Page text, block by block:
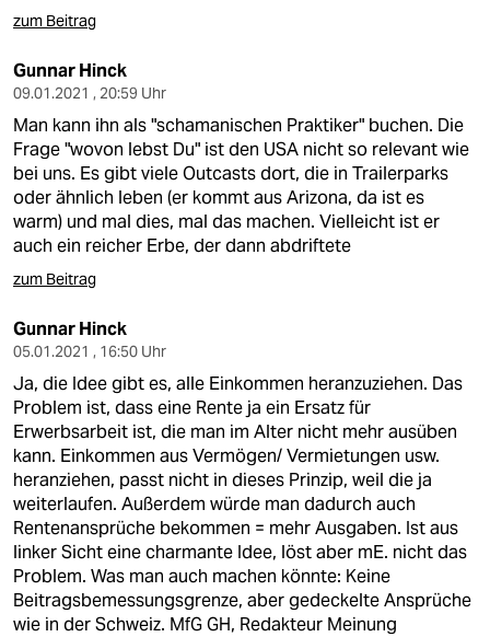
zum Beitrag
Gunnar Hinck
09.01.2021 , 20:59 Uhr
Man kann ihn als "schamanischen Praktiker" buchen. Die
Frage "wovon lebst Du" ist den USA nicht so relevant wie
bei uns. Es gibt viele Outcasts dort, die in Trailerparks
oder ähnlich leben (er kommt aus Arizona, da ist es
warm) und mal dies, mal das machen. Vielleicht ist er
auch ein reicher Erbe, der dann abdriftete
zum Beitrag
Gunnar Hinck
05.01.2021 , 16:50 Uhr
Ja, die Idee gibt es, alle Einkommen heranzuziehen. Das
Problem ist, dass eine Rente ja ein Ersatz für
Erwerbsarbeit ist, die man im Alter nicht mehr ausüben
kann. Einkommen aus Vermögen/ Vermietungen usw.
heranziehen, passt nicht in dieses Prinzip, weil die ja
weiterlaufen. Außerdem würde man dadurch auch
Rentenansprüche bekommen = mehr Ausgaben. Ist aus
linker Sicht eine charmante Idee, löst aber mE. nicht das
Problem. Was man auch machen könnte: Keine
Beitragsbemessungsgrenze, aber gedeckelte Ansprüche
wie in der Schweiz. MfG GH, Redakteur Meinung